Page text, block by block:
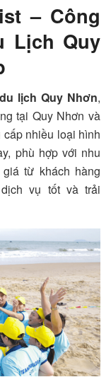
– Công
Lịch Quy
lịch Quy Nhơn,
tại Quy Nhơn và
nhiều loại hình
phù hợp với nhu
từ khách hàng
vụ tốt và trải